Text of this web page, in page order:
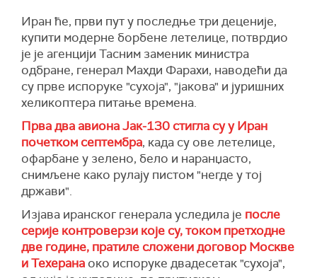
Иран ће, први пут у последње три деценије,
купити модерне борбене летелице, потврдио
је је агенцији Тасним заменик министра
одбране, генерал Махди Фарахи, наводећи да
су прве испоруке "сухоја", "јакова" и јуришних
хеликоптера питање времена.
Прва два авиона Јак-130 стигла су у Иран
почетком септембра, када су ове летелице,
офарбане у зелено, бело и наранџасто,
снимљене како рулају пистом "негде у тој
држави".
Изјава иранског генерала уследила је после
серије контроверзи које су, током претходне
две године, пратиле сложени договор Москве
и Техерана око испоруке двадесетак "сухоја",